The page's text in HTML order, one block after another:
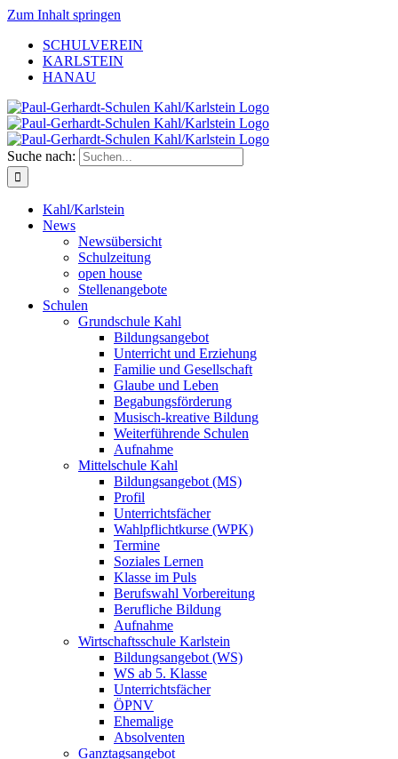
Zum Inhalt springen
SCHULVEREIN
KARLSTEIN
HANAU
Suche nach:
Kahl/Karlstein
News
Newsübersicht
Schulzeitung
open house
Stellenangebote
Schulen
Grundschule Kahl
Bildungsangebot
Unterricht und Erziehung
Familie und Gesellschaft
Glaube und Leben
Begabungsförderung
Musisch-kreative Bildung
Weiterführende Schulen
Aufnahme
Mittelschule Kahl
Bildungsangebot (MS)
Profil
Unterrichtsfächer
Wahlpflichtkurse (WPK)
Termine
Soziales Lernen
Klasse im Puls
Berufswahl Vorbereitung
Berufliche Bildung
Aufnahme
Wirtschaftsschule Karlstein
Bildungsangebot (WS)
WS ab 5. Klasse
Unterrichtsfächer
ÖPNV
Ehemalige
Absolventen
Ganztagsangebot